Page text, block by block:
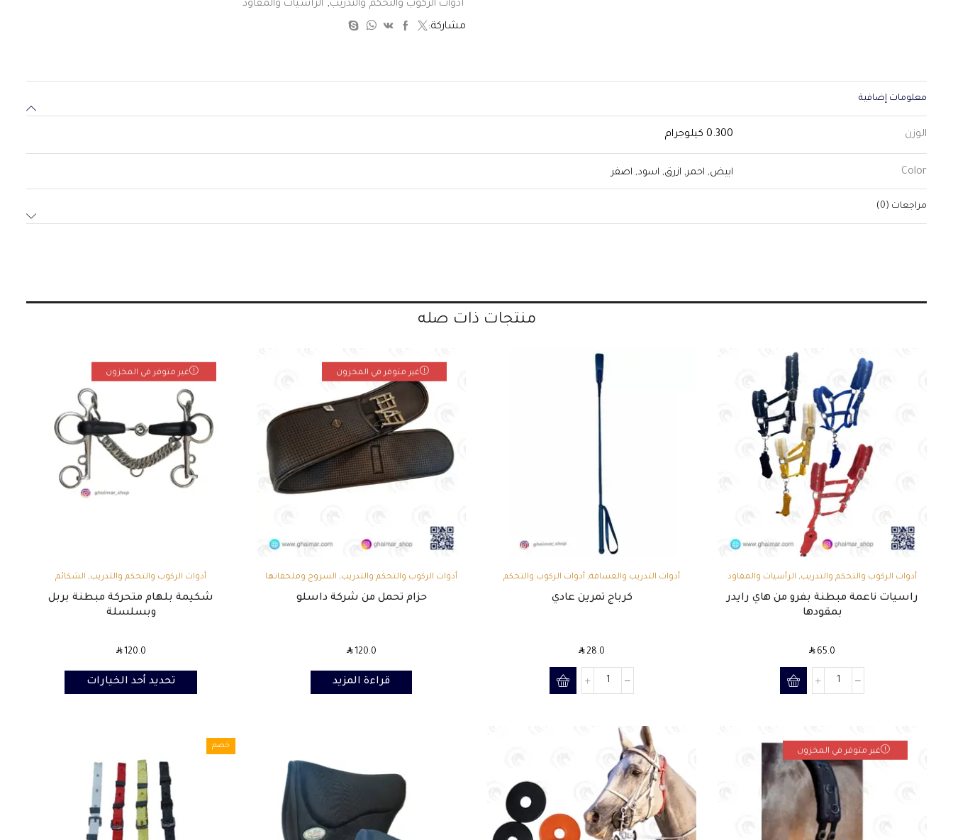
أدوات الركوب والتحكم والتدريب, الرأسيات والمقاود
مشاركة:
معلومات إضافية
الوزن 0.300 كيلوجرام
Color ابيض, احمر, ازرق, اسود, اصفر
مراجعات (0)
منتجات ذات صله
أدوات الركوب والتحكم والتدريب, الرأسيات والمقاود
راسيات ناعمة مبطنة بفرو من هاي رايدر
بمقودها
SAR65.0
أدوات التدريب والعسافة, أدوات الركوب والتحكم
والتدريب
مستلزمات الفارس
كرباج تمرين عادي
SAR28.0
غير متوفر في المخزون
أدوات الركوب والتحكم والتدريب, السروج وملحقاتها
حزام تحمل من شركة داسلو
SAR120.0
قراءة المزيد
غير متوفر في المخزون
أدوات الركوب والتحكم والتدريب, الشكائم
شكيمة بلهام متحركة مبطنة بربل
وبسلسلة
SAR120.0
تحديد أحد الخيارات
غير متوفر في المخزون
خصم